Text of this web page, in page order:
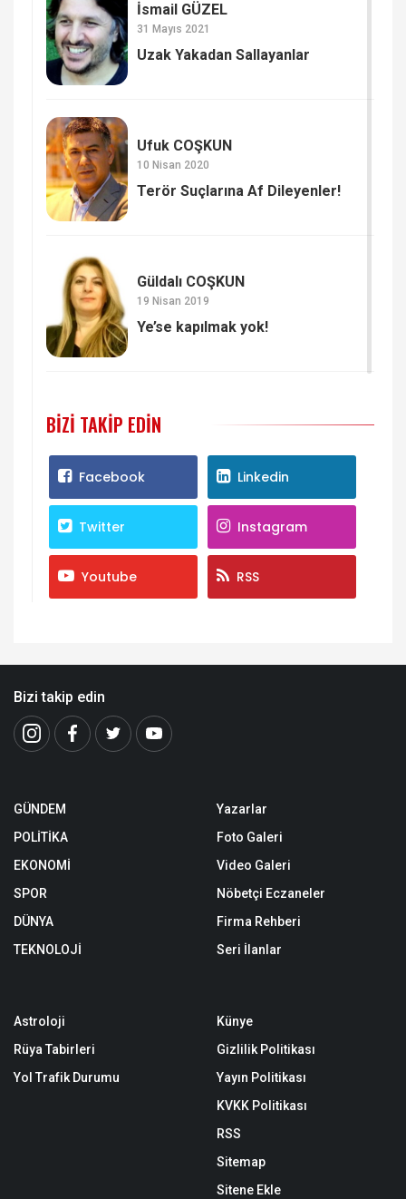
İsmail GÜZEL
31 Mayıs 2021
Uzak Yakadan Sallayanlar
Ufuk COŞKUN
10 Nisan 2020
Terör Suçlarına Af Dileyenler!
Güldalı COŞKUN
19 Nisan 2019
Ye’se kapılmak yok!
BIZI TAKIP EDIN
Facebook Linkedin
Twitter Instagram
Youtube RSS
Bizi takip edin
GÜNDEM
POLİTİKA
EKONOMİ
SPOR
DÜNYA
TEKNOLOJİ
Yazarlar
Foto Galeri
Video Galeri
Nöbetçi Eczaneler
Firma Rehberi
Seri İlanlar
Astroloji
Rüya Tabirleri
Yol Trafik Durumu
Künye
Gizlilik Politikası
Yayın Politikası
KVKK Politikası
RSS
Sitemap
Sitene Ekle